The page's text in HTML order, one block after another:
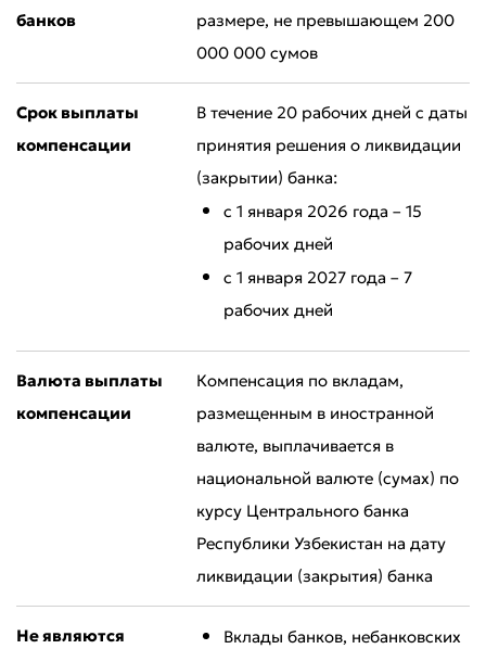
банков
размере, не превышающем 200
000 000 сумов
Срок выплаты
компенсации
В течение 20 рабочих дней с даты
принятия решения о ликвидации
(закрытии) банка:
с 1 января 2026 года – 15
рабочих дней
с 1 января 2027 года – 7
рабочих дней
Валюта выплаты
компенсации
Компенсация по вкладам,
размещенным в иностранной
валюте, выплачивается в
национальной валюте (сумах) по
курсу Центрального банка
Республики Узбекистан на дату
ликвидации (закрытия) банка
Не являются
Вклады банков, небанковских